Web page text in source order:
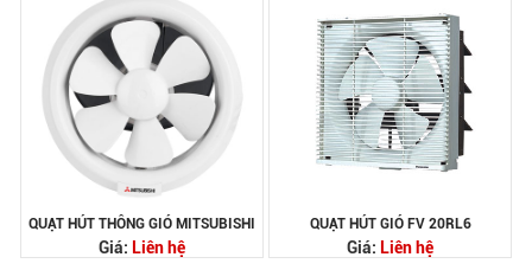
QUẠT HÚT THÔNG GIÓ MITSUBISHI
Giá: Liên hệ
QUẠT HÚT GIÓ FV 20RL6
Giá: Liên hệ